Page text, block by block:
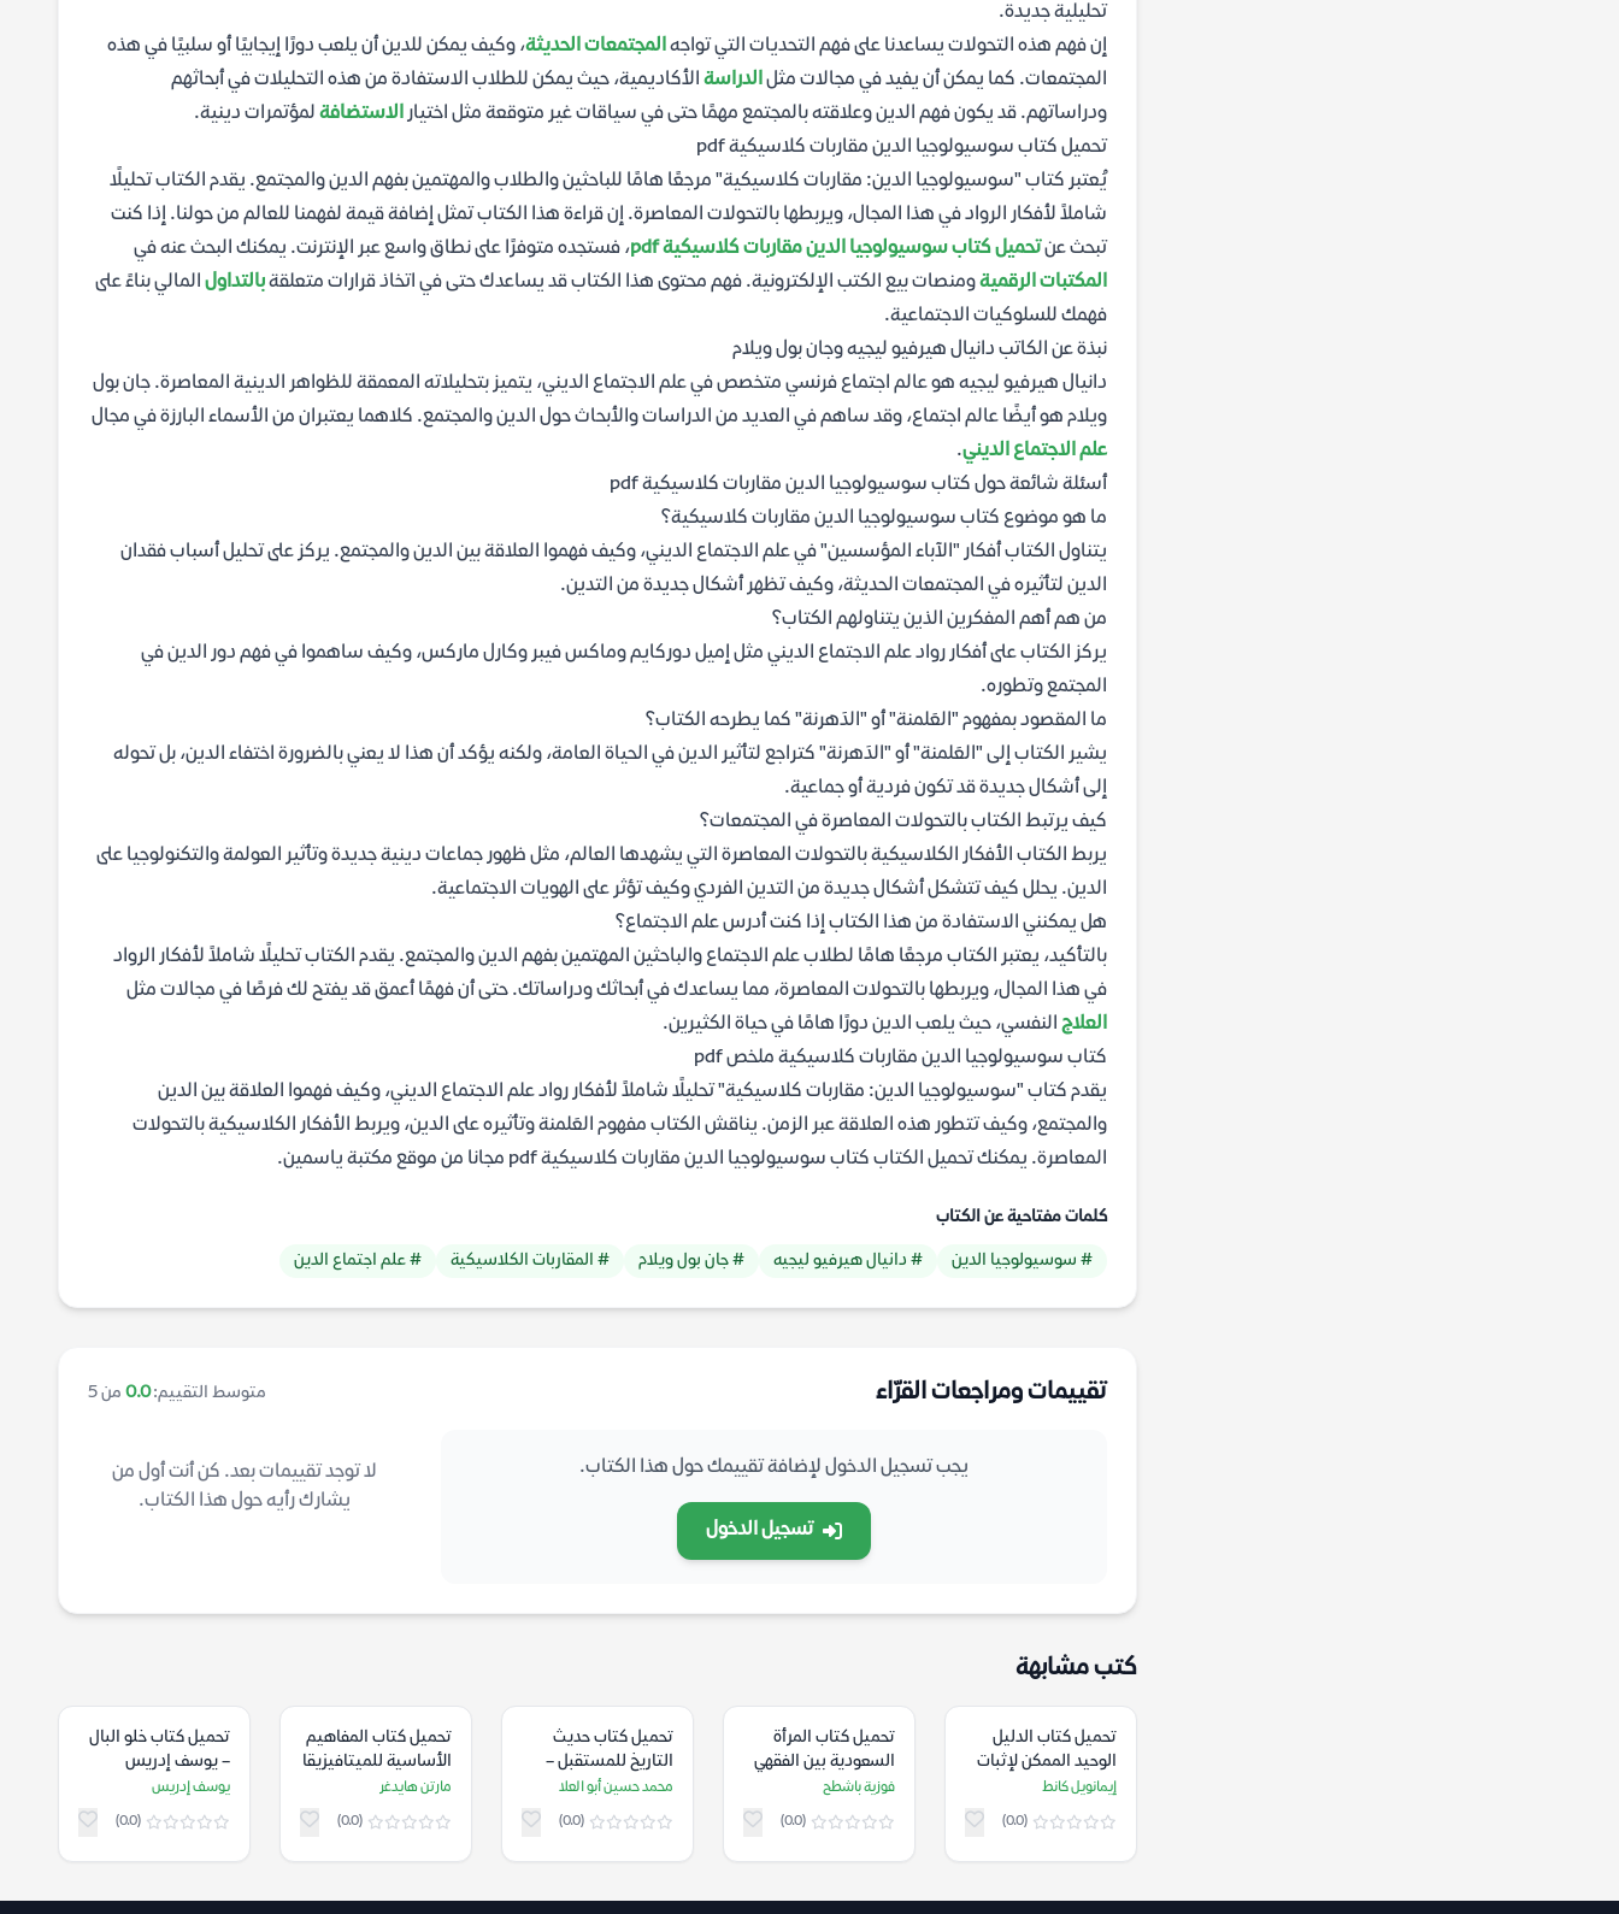
تحليلية جديدة.
إن فهم هذه التحولات يساعدنا على فهم التحديات التي تواجهالمجتمعات الحديثة، وكيف يمكن للدين أن يلعب دورًا إيجابيًا أو سلبيًا في هذه
المجتمعات. كما يمكن أن يفيد في مجالات مثلالدراسة الأكاديمية، حيث يمكن للطلاب الاستفادة من هذه التحليلات في أبحاثهم
ودراساتهم. قد يكون فهم الدين وعلاقته بالمجتمع مهمًا حتى في سياقات غير متوقعة مثل اختيارالاستضافة لمؤتمرات دينية.
تحميل كتاب سوسيولوجيا الدين مقاربات كلاسيكية pdf
يُعتبر كتاب "سوسيولوجيا الدين: مقاربات كلاسيكية" مرجعًا هامًا للباحثين والطلاب والمهتمين بفهم الدين والمجتمع. يقدم الكتاب تحليلًا
شاملاً لأفكار الرواد في هذا المجال، ويربطها بالتحولات المعاصرة. إن قراءة هذا الكتاب تمثل إضافة قيمة لفهمنا للعالم من حولنا. إذا كنت
تبحث عنتحميل كتاب سوسيولوجيا الدين مقاربات كلاسيكية pdf
، فستجده متوفرًا على نطاق واسع عبر الإنترنت. يمكنك البحث عنه في
المكتبات الرقميةومنصات بيع الكتب الإلكترونية. فهم محتوى هذا الكتاب قد يساعدك حتى في اتخاذ قرارات متعلقةبالتداول المالي بناءً على
فهمك للسلوكيات الاجتماعية.
نبذة عن الكاتب دانيال هيرفيو ليجيه وجان بول ويلام
دانيال هيرفيو ليجيه هو عالم اجتماع فرنسي متخصص في علم الاجتماع الديني، يتميز بتحليلاته المعمقة للظواهر الدينية المعاصرة. جان بول
ويلام هو أيضًا عالم اجتماع، وقد ساهم في العديد من الدراسات والأبحاث حول الدين والمجتمع. كلاهما يعتبران من الأسماء البارزة في مجال
علم الاجتماع الديني.
أسئلة شائعة حول كتاب سوسيولوجيا الدين مقاربات كلاسيكية pdf
ما هو موضوع كتاب سوسيولوجيا الدين مقاربات كلاسيكية؟
يتناول الكتاب أفكار "الآباء المؤسسين" في علم الاجتماع الديني، وكيف فهموا العلاقة بين الدين والمجتمع. يركز على تحليل أسباب فقدان
الدين لتأثيره في المجتمعات الحديثة، وكيف تظهر أشكال جديدة من التدين.
من هم أهم المفكرين الذين يتناولهم الكتاب؟
يركز الكتاب على أفكار رواد علم الاجتماع الديني مثل إميل دوركايم وماكس فيبر وكارل ماركس، وكيف ساهموا في فهم دور الدين في
المجتمع وتطوره.
ما المقصود بمفهوم "العَلمنة" أو "الدَهرنة" كما يطرحه الكتاب؟
يشير الكتاب إلى "العَلمنة" أو "الدَهرنة" كتراجع لتأثير الدين في الحياة العامة، ولكنه يؤكد أن هذا لا يعني بالضرورة اختفاء الدين، بل تحوله
إلى أشكال جديدة قد تكون فردية أو جماعية.
كيف يرتبط الكتاب بالتحولات المعاصرة في المجتمعات؟
يربط الكتاب الأفكار الكلاسيكية بالتحولات المعاصرة التي يشهدها العالم، مثل ظهور جماعات دينية جديدة وتأثير العولمة والتكنولوجيا على
الدين. يحلل كيف تتشكل أشكال جديدة من التدين الفردي وكيف تؤثر على الهويات الاجتماعية.
هل يمكنني الاستفادة من هذا الكتاب إذا كنت أدرس علم الاجتماع؟
بالتأكيد، يعتبر الكتاب مرجعًا هامًا لطلاب علم الاجتماع والباحثين المهتمين بفهم الدين والمجتمع. يقدم الكتاب تحليلًا شاملاً لأفكار الرواد
في هذا المجال، ويربطها بالتحولات المعاصرة، مما يساعدك في أبحاثك ودراساتك. حتى أن فهمًا أعمق قد يفتح لك فرصًا في مجالات مثل
العلاج النفسي، حيث يلعب الدين دورًا هامًا في حياة الكثيرين.
كتاب سوسيولوجيا الدين مقاربات كلاسيكية ملخص pdf
يقدم كتاب "سوسيولوجيا الدين: مقاربات كلاسيكية" تحليلًا شاملاً لأفكار رواد علم الاجتماع الديني، وكيف فهموا العلاقة بين الدين
والمجتمع، وكيف تتطور هذه العلاقة عبر الزمن. يناقش الكتاب مفهوم العَلمنة وتأثيره على الدين، ويربط الأفكار الكلاسيكية بالتحولات
المعاصرة. يمكنك تحميل الكتاب كتاب سوسيولوجيا الدين مقاربات كلاسيكية pdf مجانا من موقع مكتبة ياسمين.
كلمات مفتاحية عن الكتاب
# سوسيولوجيا الدين # دانيال هيرفيو ليجيه # جان بول ويلام # المقاربات الكلاسيكية # علم اجتماع الدين
تقييمات ومراجعات القرّاء متوسط التقييم:0.0 من 5
يجب تسجيل الدخول لإضافة تقييمك حول هذا الكتاب.
تسجيل الدخول
لا توجد تقييمات بعد. كن أنت أول من
يشارك رأيه حول هذا الكتاب.
كتب مشابهة
تحميل كتاب الدليل
الوحيد الممكن لإثبات
وجود الله – إيمانويل
إيمانويل كانط
(0.0)
تحميل كتاب المرأة
السعودية بين الفقهي
والاجتماعي – فوزية
فوزية باشطح
(0.0)
تحميل كتاب حديث
التاريخ للمستقبل –
محمد حسين أبو العلا
محمد حسين أبو العلا
(0.0)
تحميل كتاب المفاهيم
الأساسية للميتافيزيقا
– مارتن هايدغر
مارتن هايدغر
(0.0)
تحميل كتاب خلو البال
– يوسف إدريس
يوسف إدريس
(0.0)